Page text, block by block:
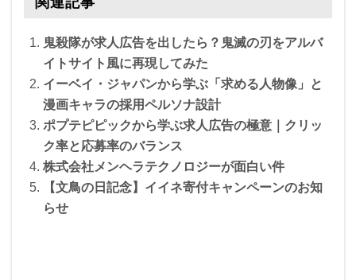
c
e
b
o
o
k
tt
er n
a
鬼殺隊が求人広告を出したら？鬼滅の刃をアルバ
イトサイト風に再現してみた
イーベイ・ジャパンから学ぶ「求める人物像」と
漫画キャラの採用ペルソナ設計
ポプテピピックから学ぶ求人広告の極意｜クリッ
ク率と応募率のバランス
株式会社メンヘラテクノロジーが面白い件
【文鳥の日記念】イイネ寄付キャンペーンのお知
らせ